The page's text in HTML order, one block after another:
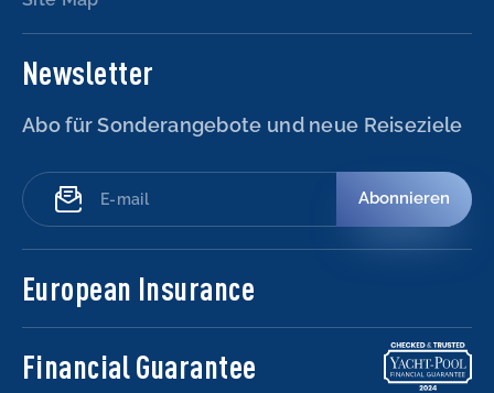
Newsletter
Abo für Sonderangebote und neue Reiseziele
Abonnieren
European Insurance
Financial Guarantee